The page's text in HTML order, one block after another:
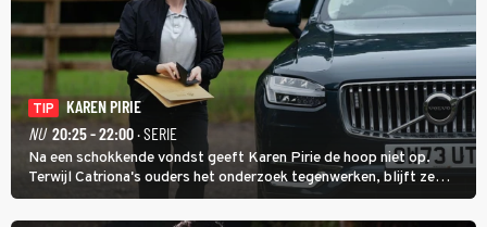
TIP
KAREN PIRIE
NU 20:25 - 22:00· SERIE
Na een schokkende vondst geeft Karen Pirie de hoop niet op.
Terwijl Catriona's ouders het onderzoek tegenwerken, blijft ze
speuren naar Adam. In deze slotaflevering van Karen Pirie leidt het
spoor via Frankrijk en Italië naar Malta.